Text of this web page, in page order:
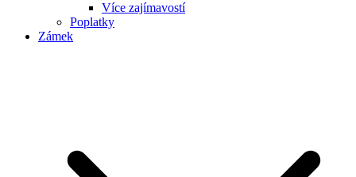
Více zajímavostí
Poplatky
Zámek